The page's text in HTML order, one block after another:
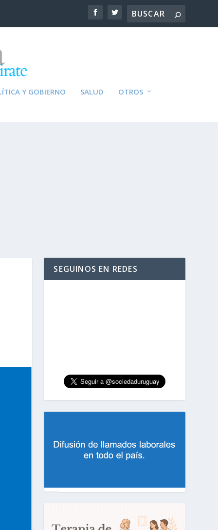
Y GOBIERNO SALUD OTROS
SEGUINOS EN REDES